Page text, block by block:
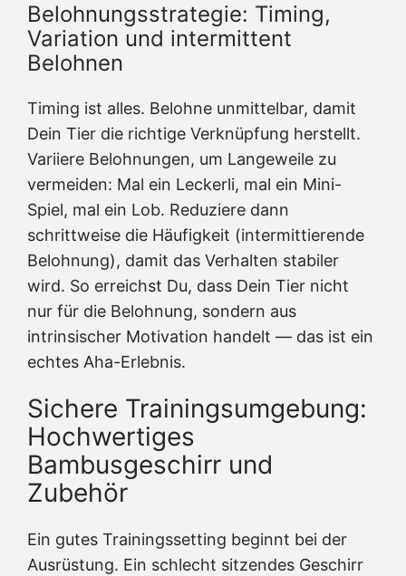
Belohnungsstrategie: Timing,
Variation und intermittent
Belohnen
Timing ist alles. Belohne unmittelbar, damit
Dein Tier die richtige Verknüpfung herstellt.
Variiere Belohnungen, um Langeweile zu
vermeiden: Mal ein Leckerli, mal ein Mini-
Spiel, mal ein Lob. Reduziere dann
schrittweise die Häufigkeit (intermittierende
Belohnung), damit das Verhalten stabiler
wird. So erreichst Du, dass Dein Tier nicht
nur für die Belohnung, sondern aus
intrinsischer Motivation handelt — das ist ein
echtes Aha-Erlebnis.
Sichere Trainingsumgebung:
Hochwertiges
Bambusgeschirr und
Zubehör
Ein gutes Trainingssetting beginnt bei der
Ausrüstung. Ein schlecht sitzendes Geschirr